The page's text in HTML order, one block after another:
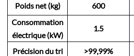
Poids net (kg) 600
Consommation
électrique (kW)
1.5
Précision du tri >99,99%